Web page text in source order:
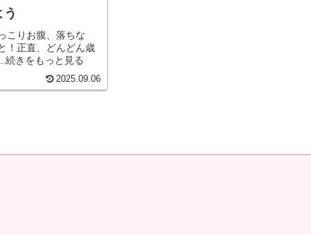
こりお腹、落ちな
！正直、どんどん歳
続きをもっと見る
2025.09.06